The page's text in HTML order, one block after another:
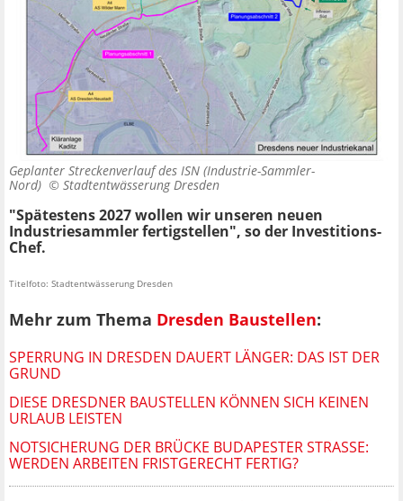
Geplanter Streckenverlauf des ISN (Industrie-Sammler-
Nord) © Stadtentwässerung Dresden
"Spätestens 2027 wollen wir unseren neuen
Industriesammler fertigstellen", so der Investitions-
Chef.
Titelfoto: Stadtentwässerung Dresden
Mehr zum Thema Dresden Baustellen:
SPERRUNG IN DRESDEN DAUERT LÄNGER: DAS IST DER
GRUND
DIESE DRESDNER BAUSTELLEN KÖNNEN SICH KEINEN
URLAUB LEISTEN
NOTSICHERUNG DER BRÜCKE BUDAPESTER STRASSE: W
ERDEN ARBEITEN FRISTGERECHT FERTIG?